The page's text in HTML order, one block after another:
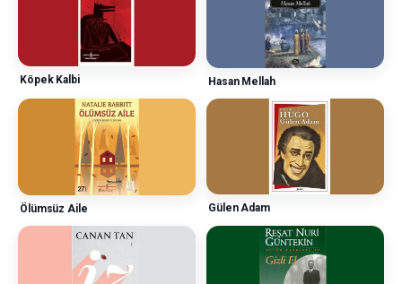
Köpek Kalbi Hasan Mellah
Ölümsüz Aile Gülen Adam